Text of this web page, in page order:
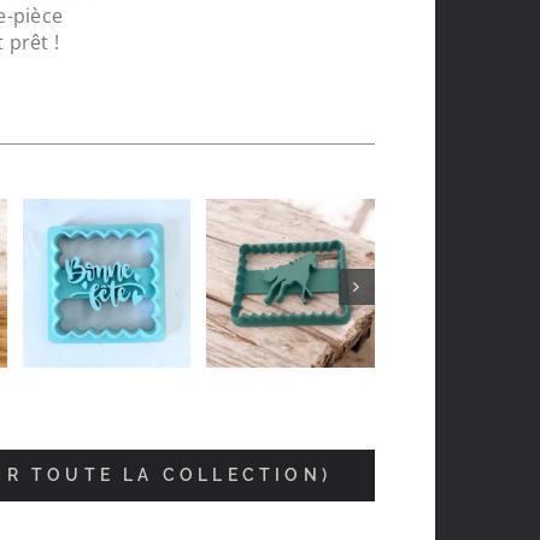
pièce
prêt !
TOUTE LA COLLECTION)